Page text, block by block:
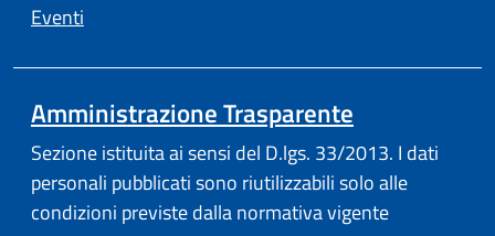
Eventi
Amministrazione Trasparente
Sezione istituita ai sensi del D.lgs. 33/2013. I dati
personali pubblicati sono riutilizzabili solo alle
condizioni previste dalla normativa vigente